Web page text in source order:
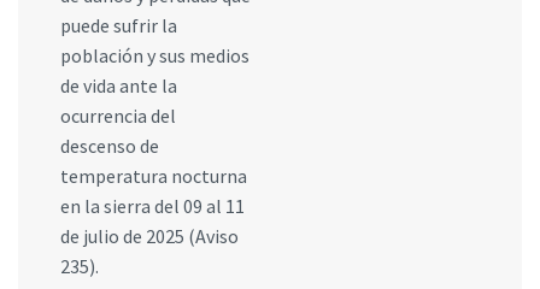
puede sufrir la
población y sus medios
de vida ante la
ocurrencia del
descenso de
temperatura nocturna
en la sierra del 09 al 11
de julio de 2025 (Aviso
235).